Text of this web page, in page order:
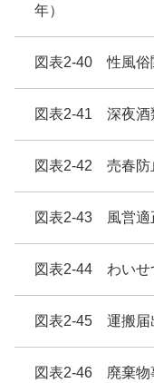
年）
図表2-40 性風俗
図表2-41 深夜酒
図表2-42 売春防
図表2-43 風営適
図表2-44 わいせ
図表2-45 運搬届
図表2-46 廃棄物